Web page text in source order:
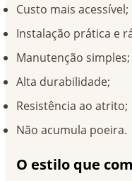
Custo mais acessível;
Instalação prática e
Manutenção simples;
Alta durabilidade;
Resistência ao atrito;
Não acumula poeira.
O estilo que